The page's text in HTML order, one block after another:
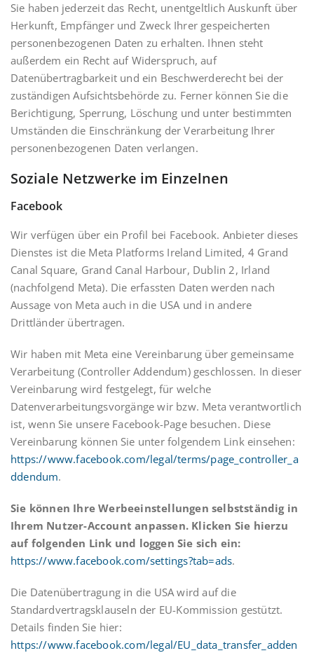
Sie haben jederzeit das Recht, unentgeltlich Auskunft über
Herkunft, Empfänger und Zweck Ihrer gespeicherten
personenbezogenen Daten zu erhalten. Ihnen steht
außerdem ein Recht auf Widerspruch, auf
Datenübertragbarkeit und ein Beschwerderecht bei der
zuständigen Aufsichtsbehörde zu. Ferner können Sie die
Berichtigung, Sperrung, Löschung und unter bestimmten
Umständen die Einschränkung der Verarbeitung Ihrer
personenbezogenen Daten verlangen.
Soziale Netzwerke im Einzelnen
Facebook
Wir verfügen über ein Profil bei Facebook. Anbieter dieses
Dienstes ist die Meta Platforms Ireland Limited, 4 Grand
Canal Square, Grand Canal Harbour, Dublin 2, Irland
(nachfolgend Meta). Die erfassten Daten werden nach
Aussage von Meta auch in die USA und in andere
Drittländer übertragen.
Wir haben mit Meta eine Vereinbarung über gemeinsame
Verarbeitung (Controller Addendum) geschlossen. In dieser
Vereinbarung wird festgelegt, für welche
Datenverarbeitungsvorgänge wir bzw. Meta verantwortlich
ist, wenn Sie unsere Facebook-Page besuchen. Diese
Vereinbarung können Sie unter folgendem Link einsehen:
https://www.facebook.com/legal/terms/page_controller_a
ddendum.
Sie können Ihre Werbeeinstellungen selbstständig in
Ihrem Nutzer-Account anpassen. Klicken Sie hierzu
auf folgenden Link und loggen Sie sich ein:
https://www.facebook.com/settings?tab=ads.
Die Datenübertragung in die USA wird auf die
Standardvertragsklauseln der EU-Kommission gestützt.
Details finden Sie hier:
https://www.facebook.com/legal/EU_data_transfer_adden